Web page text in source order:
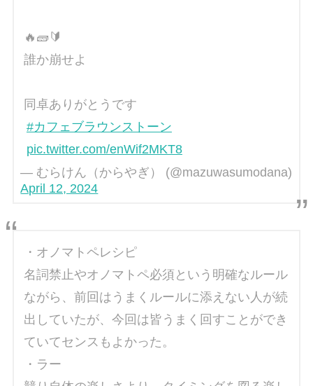
🔥🧱🔰
誰か崩せよ
同卓ありがとうです
#カフェブラウンストーン
pic.twitter.com/enWif2MKT8
— むらけん（からやぎ） (@mazuwasumodana)
April 12, 2024
・オノマトペレシピ
名詞禁止やオノマトペ必須という明確なルール
ながら、前回はうまくルールに添えない人が続
出していたが、今回は皆うまく回すことができ
ていてセンスもよかった。
・ラー